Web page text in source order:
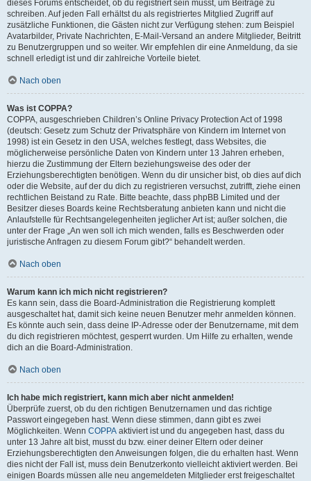
dieses Forums entscheidet, ob du registriert sein musst, um Beiträge zu
schreiben. Auf jeden Fall erhältst du als registriertes Mitglied Zugriff auf
zusätzliche Funktionen, die Gästen nicht zur Verfügung stehen: zum Beispiel
Avatarbilder, Private Nachrichten, E-Mail-Versand an andere Mitglieder, Beitritt
zu Benutzergruppen und so weiter. Wir empfehlen dir eine Anmeldung, da sie
schnell erledigt ist und dir zahlreiche Vorteile bietet.
Nach oben
Was ist COPPA?
COPPA, ausgeschrieben Children’s Online Privacy Protection Act of 1998
(deutsch: Gesetz zum Schutz der Privatsphäre von Kindern im Internet von
1998) ist ein Gesetz in den USA, welches festlegt, dass Websites, die
möglicherweise persönliche Daten von Kindern unter 13 Jahren erheben,
hierzu die Zustimmung der Eltern beziehungsweise des oder der
Erziehungsberechtigten benötigen. Wenn du dir unsicher bist, ob dies auf dich
oder die Website, auf der du dich zu registrieren versuchst, zutrifft, ziehe einen
rechtlichen Beistand zu Rate. Bitte beachte, dass phpBB Limited und der
Besitzer dieses Boards keine Rechtsberatung anbieten kann und nicht die
Anlaufstelle für Rechtsangelegenheiten jeglicher Art ist; außer solchen, die
unter der Frage „An wen soll ich mich wenden, falls es Beschwerden oder
juristische Anfragen zu diesem Forum gibt?“ behandelt werden.
Nach oben
Warum kann ich mich nicht registrieren?
Es kann sein, dass die Board-Administration die Registrierung komplett
ausgeschaltet hat, damit sich keine neuen Benutzer mehr anmelden können.
Es könnte auch sein, dass deine IP-Adresse oder der Benutzername, mit dem
du dich registrieren möchtest, gesperrt wurden. Um Hilfe zu erhalten, wende
dich an die Board-Administration.
Nach oben
Ich habe mich registriert, kann mich aber nicht anmelden!
Überprüfe zuerst, ob du den richtigen Benutzernamen und das richtige
Passwort eingegeben hast. Wenn diese stimmen, dann gibt es zwei
Möglichkeiten. Wenn COPPA aktiviert ist und du angegeben hast, dass du
unter 13 Jahre alt bist, musst du bzw. einer deiner Eltern oder deiner
Erziehungsberechtigten den Anweisungen folgen, die du erhalten hast. Wenn
dies nicht der Fall ist, muss dein Benutzerkonto vielleicht aktiviert werden. Bei
einigen Boards müssen alle neu angemeldeten Mitglieder erst freigeschaltet